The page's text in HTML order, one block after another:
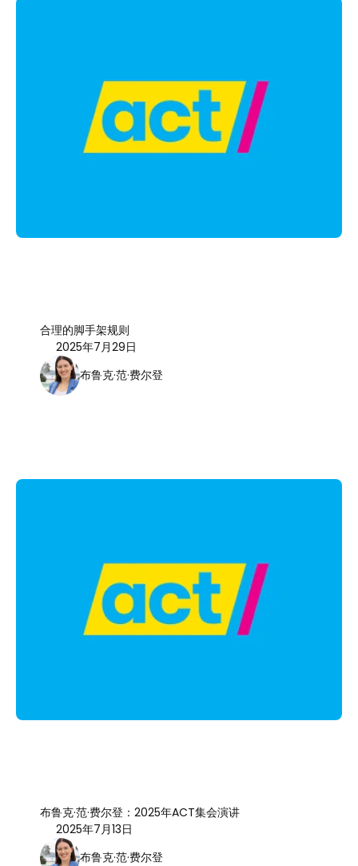
合理的脚手架规则
2025年7月29日
布鲁克·范·费尔登
布鲁克·范·费尔登：2025年ACT集会演讲
2025年7月13日
布鲁克·范·费尔登